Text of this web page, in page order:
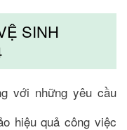
SINH
với những yêu cầu
hiệu quả công việc